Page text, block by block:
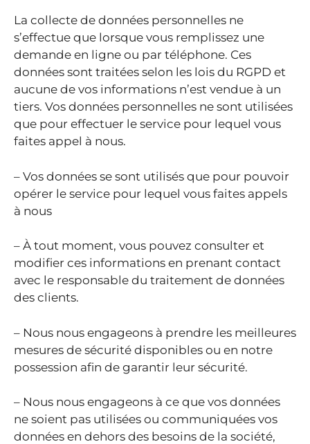
La collecte de données personnelles ne
s’effectue que lorsque vous remplissez une
demande en ligne ou par téléphone. Ces
données sont traitées selon les lois du RGPD et
aucune de vos informations n’est vendue à un
tiers. Vos données personnelles ne sont utilisées
que pour effectuer le service pour lequel vous
faites appel à nous.
– Vos données se sont utilisés que pour pouvoir
opérer le service pour lequel vous faites appels
à nous
– À tout moment, vous pouvez consulter et
modifier ces informations en prenant contact
avec le responsable du traitement de données
des clients.
– Nous nous engageons à prendre les meilleures
mesures de sécurité disponibles ou en notre
possession afin de garantir leur sécurité.
– Nous nous engageons à ce que vos données
ne soient pas utilisées ou communiquées vos
données en dehors des besoins de la société,